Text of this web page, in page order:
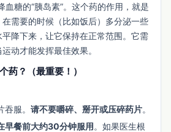
血糖的“胰岛素”。这个药的作用，就是
需要的时候（比如饭后）多分泌一些
降下来，让它保持在正常范围。它需
动才能发挥最佳效果。
药？（最重要！）
服。 请不要嚼碎、掰开或压碎药片。
早餐前大约30分钟服用。如果医生根